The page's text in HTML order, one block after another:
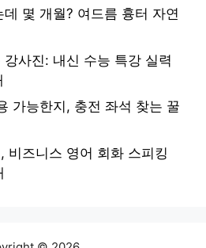
몇 개월? 여드름 흉터 자연
사진: 내신 수능 특강 실력
가능한지, 충전 좌석 찾는 꿀
비즈니스 영어 회화 스피킹